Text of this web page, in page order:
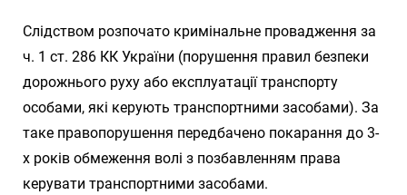
Слідством розпочато кримінальне провадження за
ч. 1 ст. 286 КК України (порушення правил безпеки
дорожнього руху або експлуатації транспорту
особами, які керують транспортними засобами). За
таке правопорушення передбачено покарання до 3-
х років обмеження волі з позбавленням права
керувати транспортними засобами.